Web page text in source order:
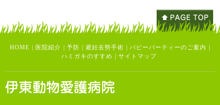
HOME | 医院紹介 | 予防 | 避妊去勢手術 | パピーパーティーのご案内 |
ハミガキのすすめ | サイトマップ